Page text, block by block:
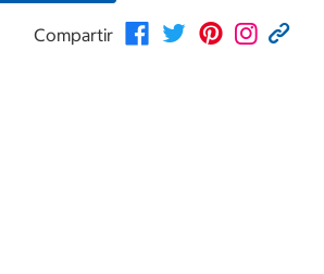
Compartir